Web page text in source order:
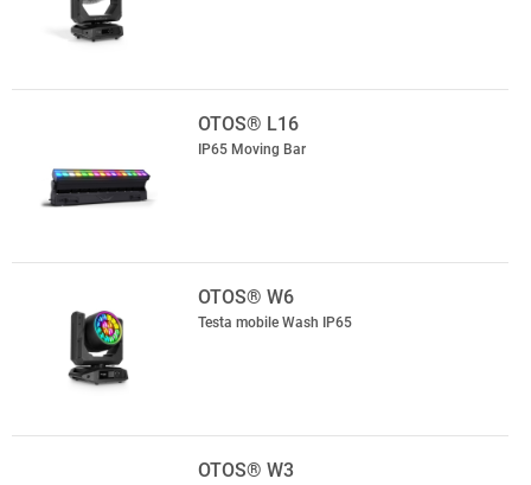
OTOS® L16
IP65 Moving Bar
OTOS® W6
Testa mobile Wash IP65
OTOS® W3